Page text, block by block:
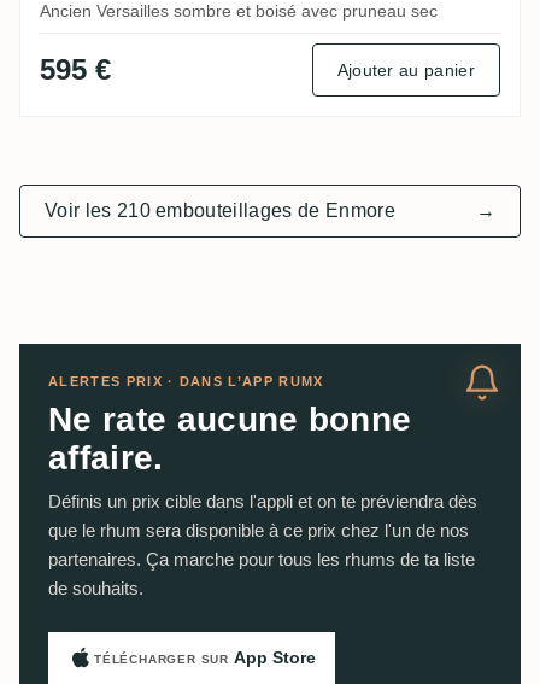
Ancien Versailles sombre et boisé avec pruneau sec
595 € Ajouter au panier
Voir les 210 embouteillages de Enmore →
ALERTES PRIX · DANS L’APP RUMX
Ne rate aucune bonne
affaire.
Définis un prix cible dans l'appli et on te préviendra dès
que le rhum sera disponible à ce prix chez l'un de nos
partenaires. Ça marche pour tous les rhums de ta liste
de souhaits.
TÉLÉCHARGER SUR App Store